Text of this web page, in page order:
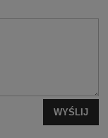
WYŚLIJ